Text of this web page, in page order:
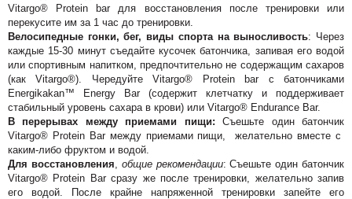
Vitargo® Protein bar для восстановления после тренировки или
перекусите им за 1 час до тренировки.
Велосипедные гонки, бег, виды спорта на выносливость: Через
каждые 15-30 минут съедайте кусочек батончика, запивая его водой
или спортивным напитком, предпочтительно не содержащим сахаров
(как Vitargo®). Чередуйте Vitargo® Protein bar c батончиками
Energikakan™ Energy Bar (содержит клетчатку и поддерживает
стабильный уровень сахара в крови) или Vitargo® Endurance Bar.
В перерывах между приемами пищи:Съешьте один батончик
Vitargo® Protein Bar между приемами пищи, желательно вместе с
каким-либо фруктом и водой.
Для восстановления
общие рекомендации: Съешьте один батончик
Vitargo® Protein Bar сразу же после тренировки, желательно запив
его водой. После крайне напряженной тренировки запейте его